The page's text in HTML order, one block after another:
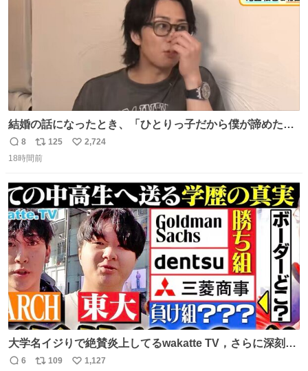
結婚の話になったとき、「ひとりっ子だから僕が諦めた瞬
間に一族が潰える」「死ぬとき1人とか嫌」だから結婚願
望は"ある"って答えたものの、結局「（結婚は）向いてね
えて言葉を選んで、まるく収めてくれたんだなと思った
返
信
8
リ
ポ
ト
数
125
い
数
2,724
18時間前
大学名イジりで絶賛炎上してるwakatte TV，さらに深刻な
問題はこっちでは？ ・都内の特定企業に入るのを極度に推
返
6
リ
109
い
1,127